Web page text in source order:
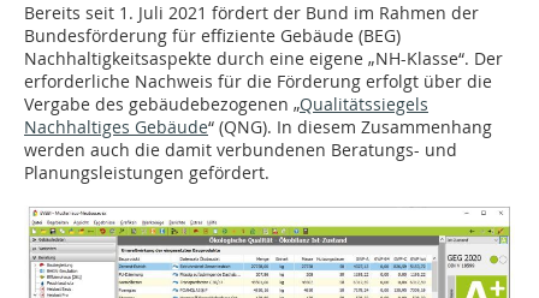
Bereits seit 1. Juli 2021 fördert der Bund im Rahmen der
Bundesförderung für effiziente Gebäude (BEG)
Nachhaltigkeitsaspekte durch eine eigene „NH-Klasse“. Der
erforderliche Nachweis für die Förderung erfolgt über die
Vergabe des gebäudebezogenen „Qualitätssiegels
Nachhaltiges Gebäude“ (QNG). In diesem Zusammenhang
werden auch die damit verbundenen Beratungs- und
Planungsleistungen gefördert.